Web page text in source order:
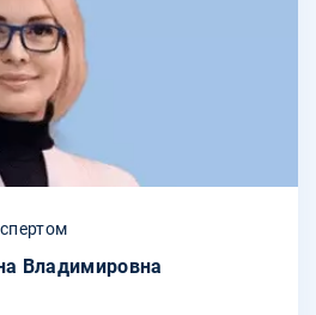
Владимировна